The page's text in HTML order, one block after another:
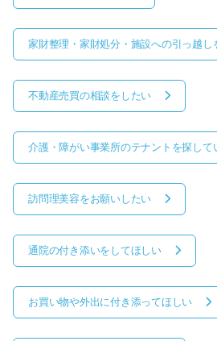
家財整理・家財処分・施設への引っ越し
不動産売買の相談をしたい
介護・障がい事業所のテナントを探して
訪問理美容をお願いしたい
通院の付き添いをしてほしい
お買い物や外出に付き添ってほしい